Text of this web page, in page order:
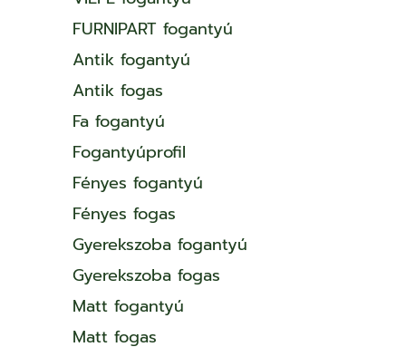
FURNIPART fogantyú
Antik fogantyú
Antik fogas
Fa fogantyú
Fogantyúprofil
Fényes fogantyú
Fényes fogas
Gyerekszoba fogantyú
Gyerekszoba fogas
Matt fogantyú
Matt fogas